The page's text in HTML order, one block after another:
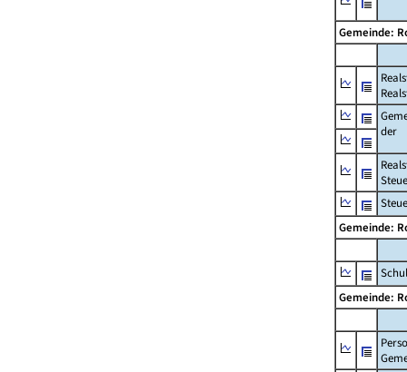
Gemeinde:
der
Gemeinde:
Gemeinde: